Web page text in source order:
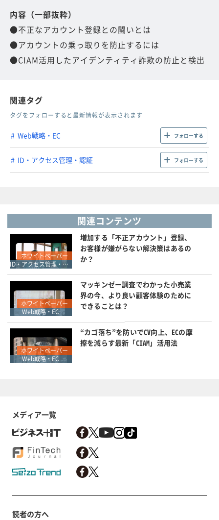
内容（一部抜粋）
●不正なアカウント登録との闘いとは
●アカウントの乗っ取りを防止するには
●CIAM活用したアイデンティティ詐欺の防止と検出
関連タグ
タグをフォローすると最新情報が表示されます
Web戦略・EC フォローする
ID・アクセス管理・認証 フォローする
関連コンテンツ
ホワイトペーパー
ID・アクセス管理・認証
増加する「不正アカウント」登録、
お客様が嫌がらない解決策はあるの
か？
ホワイトペーパー
Web戦略・EC
マッキンゼー調査でわかった小売業
界の今、より良い顧客体験のために
できることは？
ホワイトペーパー
Web戦略・EC
“カゴ落ち”を防いでCV向上、ECの摩
擦を減らす最新「CIAM」活用法
メディア一覧
読者の方へ